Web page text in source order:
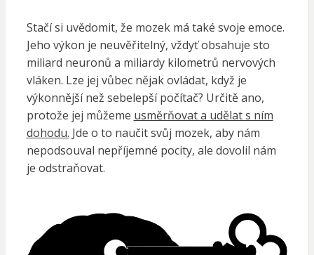
Stačí si uvědomit, že mozek má také svoje emoce.
Jeho výkon je neuvěřitelný, vždyť obsahuje sto
miliard neuronů a miliardy kilometrů nervových
vláken. Lze jej vůbec nějak ovládat, když je
výkonnější než sebelepší počítač? Určitě ano,
protože jej můžeme usměrňovat a udělat s ním
dohodu. Jde o to naučit svůj mozek, aby nám
nepodsouval nepříjemné pocity, ale dovolil nám
je odstraňovat.